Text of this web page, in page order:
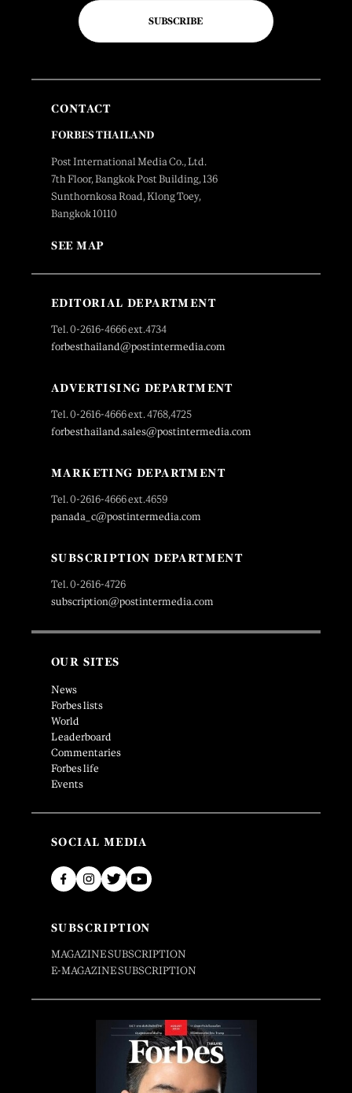
SUBSCRIBE
CONTACT
FORBES THAILAND
Post International Media Co., Ltd.
7th Floor, Bangkok Post Building, 136
Sunthornkosa Road, Klong Toey,
Bangkok 10110
SEE MAP
EDITORIAL DEPARTMENT
Tel. 0-2616-4666 ext.4734
forbesthailand@postintermedia.com
ADVERTISING DEPARTMENT
Tel. 0-2616-4666 ext. 4768,4725
forbesthailand.sales@postintermedia.com
MARKETING DEPARTMENT
Tel. 0-2616-4666 ext.4659
panada_c@postintermedia.com
SUBSCRIPTION DEPARTMENT
Tel. 0-2616-4726
subscription@postintermedia.com
OUR SITES
News
Forbes lists
World
Leaderboard
Commentaries
Forbes life
Events
SOCIAL MEDIA
SUBSCRIPTION
MAGAZINE SUBSCRIPTION
E-MAGAZINE SUBSCRIPTION